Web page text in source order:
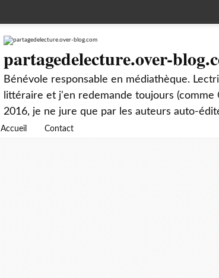
partagedelecture.over-
Bénévole responsable en médiathèque.
littéraire et j'en redemande toujours
2016, je ne jure que par les auteurs auto-
Accueil Contact